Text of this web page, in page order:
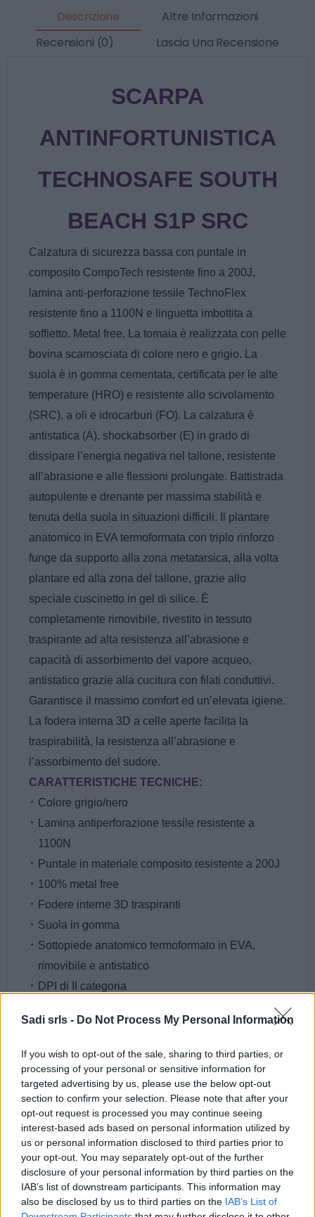
Sadi srls - Do Not Process My Personal Information
If you wish to opt-out of the sale, sharing to third parties, or
processing of your personal or sensitive information for
targeted advertising by us, please use the below opt-out
section to confirm your selection. Please note that after your
opt-out request is processed you may continue seeing
interest-based ads based on personal information utilized by
us or personal information disclosed to third parties prior to
your opt-out. You may separately opt-out of the further
disclosure of your personal information by third parties on the
IAB’s list of downstream participants. This information may
also be disclosed by us to third parties on the IAB’s List of
Descrizione
Altre Informazioni
Recensioni (0)
Lascia Una Recensione
SCARPA
ANTINFORTUNISTICA
TECHNOSAFE SOUTH
BEACH S1P SRC
Calzatura di sicurezza bassa con puntale in
composito CompoTech resistente fino a 200J,
lamina anti-perforazione tessile TechnoFlex
resistente fino a 1100N e linguetta imbottita a
soffietto. Metal free. La tomaia è realizzata con pelle
bovina scamosciata di colore nero e grigio. La
suola è in gomma cementata, certificata per le alte
temperature (HRO) e resistente allo scivolamento
(SRC), a oli e idrocarburi (FO). La calzatura è
antistatica (A), shockabsorber (E) in grado di
dissipare l’energia negativa nel tallone, resistente
all’abrasione e alle flessioni prolungate. Battistrada
autopulente e drenante per massima stabilità e
tenuta della suola in situazioni difficili. Il plantare
anatomico in EVA termoformata con triplo rinforzo
funge da supporto alla zona metatarsica, alla volta
plantare ed alla zona del tallone, grazie allo
speciale cuscinetto in gel di silice. È
completamente rimovibile, rivestito in tessuto
traspirante ad alta resistenza all’abrasione e
capacità di assorbimento del vapore acqueo,
antistatico grazie alla cucitura con filati conduttivi.
Garantisce il massimo comfort ed un’elevata igiene.
La fodera interna 3D a celle aperte facilita la
traspirabilità, la resistenza all’abrasione e
l’assorbimento del sudore.
CARATTERISTICHE TECNICHE:
Colore grigio/nero
Lamina antiperforazione tessile resistente a
1100N
Puntale in materiale composito resistente a 200J
100% metal free
Fodere interne 3D traspiranti
Suola in gomma
Sottopiede anatomico termoformato in EVA,
rimovibile e antistatico
DPI di II categoria
Argomenti
Antinfortunistica | Calzature |
Potrebbero piacerti anche